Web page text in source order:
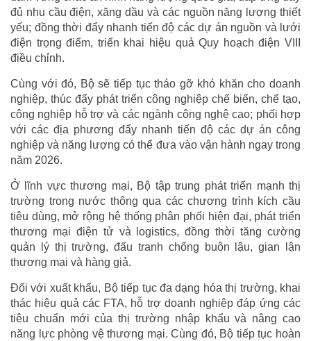
đủ nhu cầu điện, xăng dầu và các nguồn năng lượng thiết
yếu; đồng thời đẩy nhanh tiến độ các dự án nguồn và lưới
điện trọng điểm, triển khai hiệu quả Quy hoạch điện VIII
điều chỉnh.
Cùng với đó, Bộ sẽ tiếp tục tháo gỡ khó khăn cho doanh
nghiệp, thúc đẩy phát triển công nghiệp chế biến, chế tạo,
công nghiệp hỗ trợ và các ngành công nghệ cao; phối hợp
với các địa phương đẩy nhanh tiến độ các dự án công
nghiệp và năng lượng có thể đưa vào vận hành ngay trong
năm 2026.
Ở lĩnh vực thương mại, Bộ tập trung phát triển mạnh thị
trường trong nước thông qua các chương trình kích cầu
tiêu dùng, mở rộng hệ thống phân phối hiện đại, phát triển
thương mại điện tử và logistics, đồng thời tăng cường
quản lý thị trường, đấu tranh chống buôn lậu, gian lận
thương mại và hàng giả.
Đối với xuất khẩu, Bộ tiếp tục đa dạng hóa thị trường, khai
thác hiệu quả các FTA, hỗ trợ doanh nghiệp đáp ứng các
tiêu chuẩn mới của thị trường nhập khẩu và nâng cao
năng lực phòng vệ thương mại. Cùng đó, Bộ tiếp tục hoàn